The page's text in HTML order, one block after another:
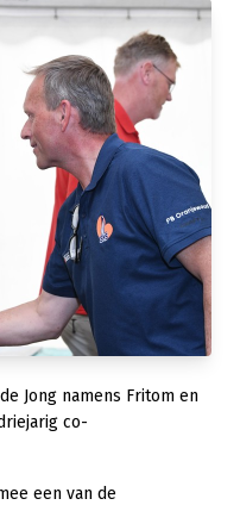
Jong namens Fritom en
co-
een van de